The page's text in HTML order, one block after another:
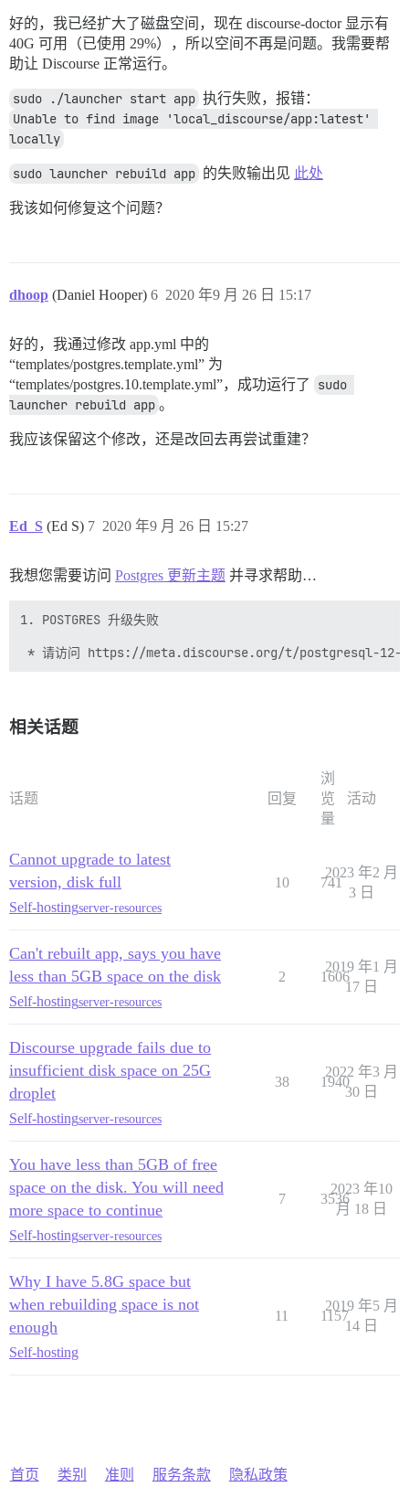
好的，我已经扩大了磁盘空间，现在 discourse-doctor 显示有
40G 可用（已使用 29%），所以空间不再是问题。我需要帮
助让 Discourse 正常运行。
sudo ./launcher start app 执行失败，报错：
Unable to find image 'local_discourse/app:latest'
locally
sudo launcher rebuild app 的失败输出见 此处
我该如何修复这个问题？
dhoop (Daniel Hooper) 2020 年9 月 26 日 15:17
6
好的，我通过修改 app.yml 中的
“templates/postgres.template.yml” 为
“templates/postgres.10.template.yml”，成功运行了
sudo
launcher rebuild app 。
我应该保留这个修改，还是改回去再尝试重建？
Ed_S (Ed S) 2020 年9 月 26 日 15:27
7
我想您需要访问 Postgres 更新主题 并寻求帮助…
1. POSTGRES 升级失败
相关话题
话题 回复
浏
览
量
活动
Cannot upgrade to latest
version, disk full
Self-hostingserver-resources
10 741
2023 年2 月
3 日
Can't rebuilt app, says you have
less than 5GB space on the disk
Self-hostingserver-resources
2 1606
2019 年1 月
17 日
Discourse upgrade fails due to
insufficient disk space on 25G
droplet
Self-hostingserver-resources
38 1940
2022 年3 月
30 日
You have less than 5GB of free
space on the disk. You will need
more space to continue
Self-hostingserver-resources
7 3536
2023 年10
月 18 日
Why I have 5.8G space but
when rebuilding space is not
enough
Self-hosting
11 1157
2019 年5 月
14 日
首页 类别 准则 服务条款 隐私政策